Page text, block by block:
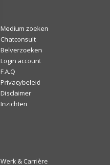
Medium zoeken
Chatconsult
Belverzoeken
Login account
F.A.Q
Privacybeleid
Disclaimer
Inzichten
Werk & Carrière